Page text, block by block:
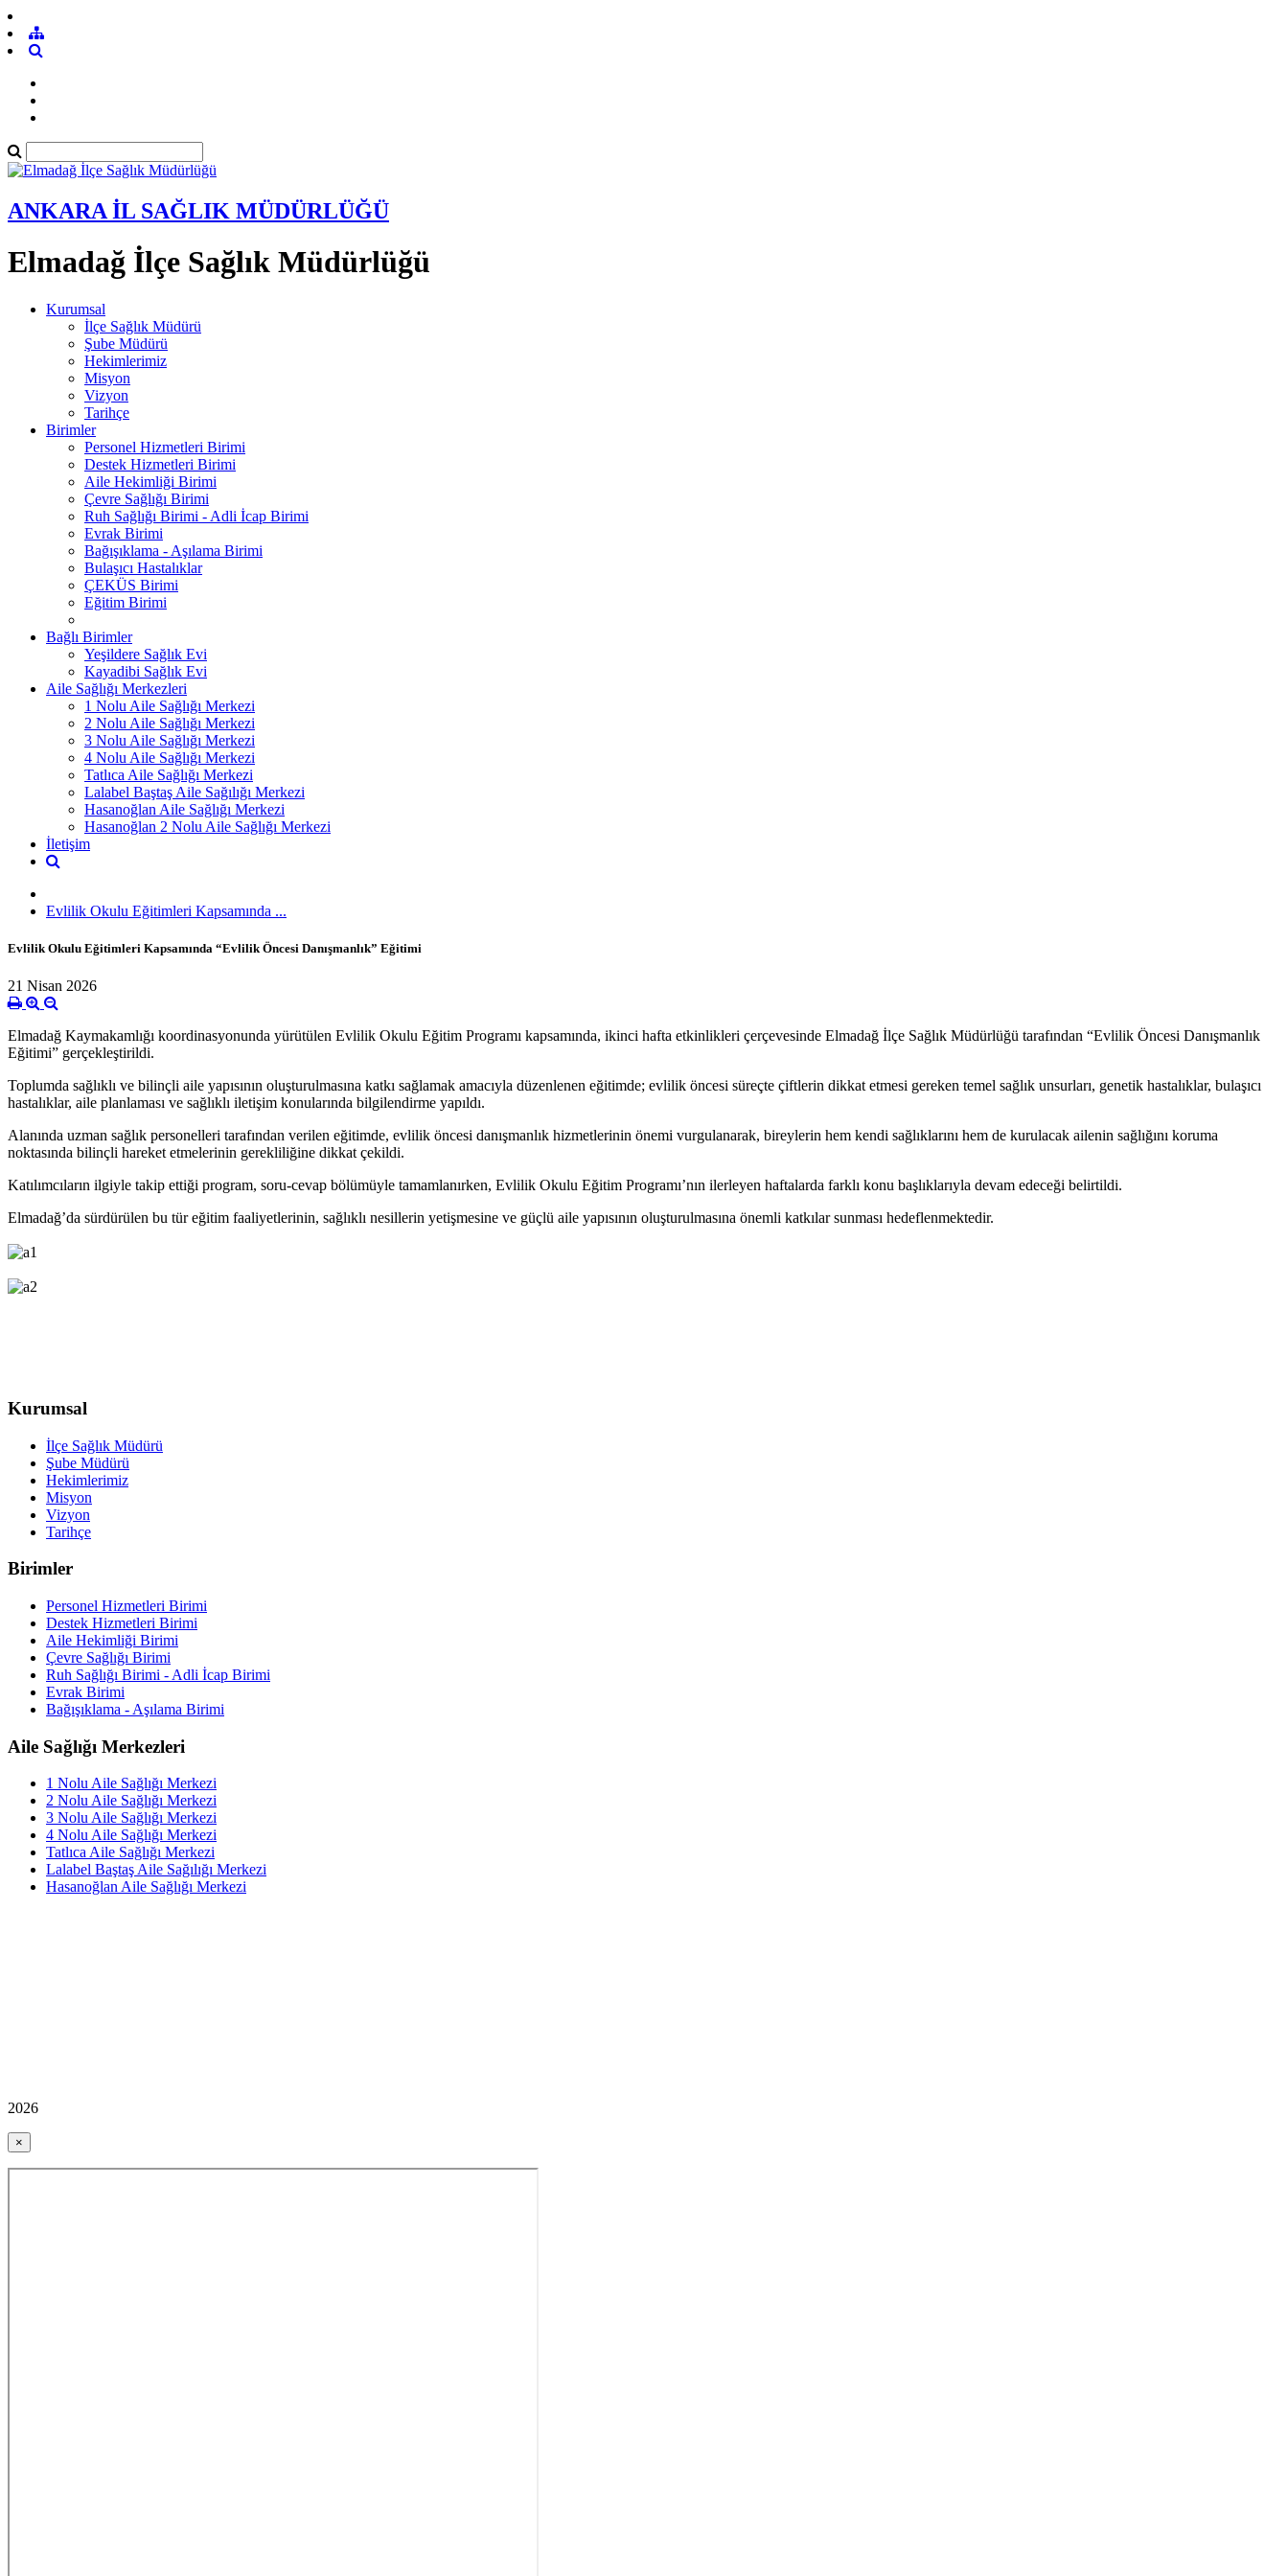
ANKARA İL SAĞLIK MÜDÜRLÜĞÜ
Elmadağ İlçe Sağlık Müdürlüğü
Kurumsal
İlçe Sağlık Müdürü
Şube Müdürü
Hekimlerimiz
Misyon
Vizyon
Tarihçe
Birimler
Personel Hizmetleri Birimi
Destek Hizmetleri Birimi
Aile Hekimliği Birimi
Çevre Sağlığı Birimi
Ruh Sağlığı Birimi - Adli İcap Birimi
Evrak Birimi
Bağışıklama - Aşılama Birimi
Bulaşıcı Hastalıklar
ÇEKÜS Birimi
Eğitim Birimi
Bağlı Birimler
Yeşildere Sağlık Evi
Kayadibi Sağlık Evi
Aile Sağlığı Merkezleri
1 Nolu Aile Sağlığı Merkezi
2 Nolu Aile Sağlığı Merkezi
3 Nolu Aile Sağlığı Merkezi
4 Nolu Aile Sağlığı Merkezi
Tatlıca Aile Sağlığı Merkezi
Lalabel Baştaş Aile Sağılığı Merkezi
Hasanoğlan Aile Sağlığı Merkezi
Hasanoğlan 2 Nolu Aile Sağlığı Merkezi
İletişim
Evlilik Okulu Eğitimleri Kapsamında ...
Evlilik Okulu Eğitimleri Kapsamında “Evlilik Öncesi Danışmanlık” Eğitimi
21 Nisan 2026
Elmadağ Kaymakamlığı koordinasyonunda yürütülen Evlilik Okulu Eğitim Programı kapsamında, ikinci hafta etkinlikleri çerçevesinde Elmadağ İlçe Sağlık Müdürlüğü tarafından “Evlilik Öncesi Danışmanlık
Eğitimi” gerçekleştirildi.
Toplumda sağlıklı ve bilinçli aile yapısının oluşturulmasına katkı sağlamak amacıyla düzenlenen eğitimde; evlilik öncesi süreçte çiftlerin dikkat etmesi gereken temel sağlık unsurları, genetik hastalıklar, bulaşıcı
hastalıklar, aile planlaması ve sağlıklı iletişim konularında bilgilendirme yapıldı.
Alanında uzman sağlık personelleri tarafından verilen eğitimde, evlilik öncesi danışmanlık hizmetlerinin önemi vurgulanarak, bireylerin hem kendi sağlıklarını hem de kurulacak ailenin sağlığını koruma
noktasında bilinçli hareket etmelerinin gerekliliğine dikkat çekildi.
Katılımcıların ilgiyle takip ettiği program, soru-cevap bölümüyle tamamlanırken, Evlilik Okulu Eğitim Programı’nın ilerleyen haftalarda farklı konu başlıklarıyla devam edeceği belirtildi.
Elmadağ’da sürdürülen bu tür eğitim faaliyetlerinin, sağlıklı nesillerin yetişmesine ve güçlü aile yapısının oluşturulmasına önemli katkılar sunması hedeflenmektedir.
Kurumsal
İlçe Sağlık Müdürü
Şube Müdürü
Hekimlerimiz
Misyon
Vizyon
Tarihçe
Birimler
Personel Hizmetleri Birimi
Destek Hizmetleri Birimi
Aile Hekimliği Birimi
Çevre Sağlığı Birimi
Ruh Sağlığı Birimi - Adli İcap Birimi
Evrak Birimi
Bağışıklama - Aşılama Birimi
Aile Sağlığı Merkezleri
1 Nolu Aile Sağlığı Merkezi
2 Nolu Aile Sağlığı Merkezi
3 Nolu Aile Sağlığı Merkezi
4 Nolu Aile Sağlığı Merkezi
Tatlıca Aile Sağlığı Merkezi
Lalabel Baştaş Aile Sağılığı Merkezi
Hasanoğlan Aile Sağlığı Merkezi
2026
×